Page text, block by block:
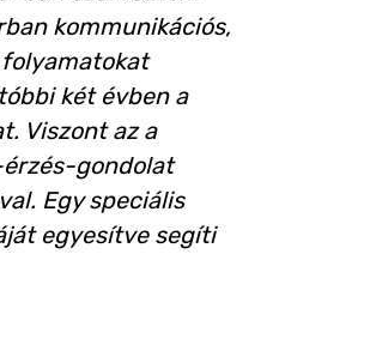
kommunikációs,
két évben a
Viszont az a
gondolat
Egy speciális
egyesítve segíti